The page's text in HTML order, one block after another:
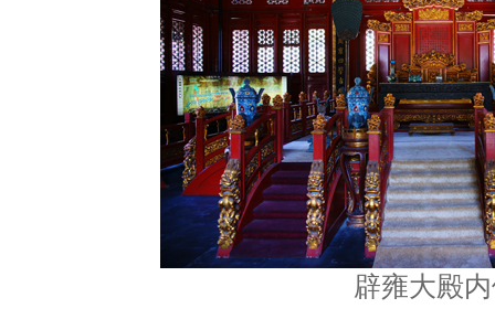
辟雍大殿